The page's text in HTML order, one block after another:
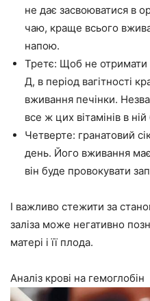
не дає засвоюватися в
чаю, краще всього
напою.
Третє: Щоб не отримати
Д, в період вагітності
вживання печінки.
все ж цих вітамінів в
Четверте: гранатовий
день. Його вживання
він буде провокувати
І важливо стежити за
заліза може негативно
матері і її плода.
Аналіз крові на гемоглобін